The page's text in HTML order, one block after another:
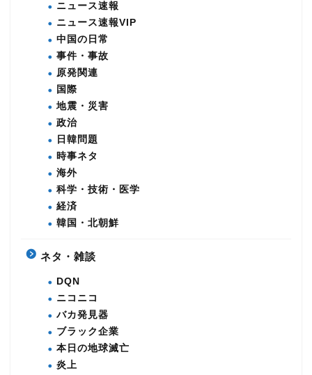
ニュース速報
ニュース速報VIP
中国の日常
事件・事故
原発関連
国際
地震・災害
政治
日韓問題
時事ネタ
海外
科学・技術・医学
経済
韓国・北朝鮮
ネタ・雑談
DQN
ニコニコ
バカ発見器
ブラック企業
本日の地球滅亡
炎上